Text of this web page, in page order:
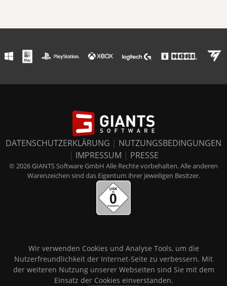
DATENSCHUTZERKLÄRUNG | NUTZUNGSBEDINGUNGEN
| IMPRESSUM | PRESSE
© 2026 GIANTS Software GmbH Alle Rechte vorbehalten. Alle anderen
Warenzeichen sind das Eigentum ihrer jeweiligen Besitzer.
Wir verwenden Cookies und Analyse Tools, um die
Nutzerfreundlichkeit der Internet-Seite zu verbessern. Mit
der weiteren Nutzung unserer Webseiten sind Sie mit dem
Einsatz der Cookies einverstanden.